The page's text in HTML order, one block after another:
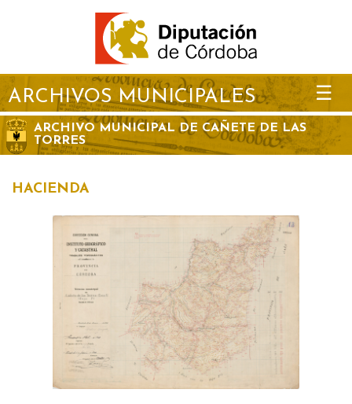
ARCHIVOS MUNICIPALES ☰
ARCHIVO MUNICIPAL DE CAÑETE DE LAS
TORRES
HACIENDA